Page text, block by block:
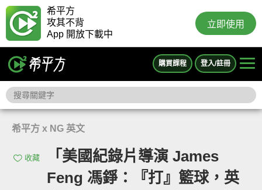
希平方
攻其不背
App 開放下載中
立即使用
購買課程 登入/註冊
希平方 x NG 英文
收藏
「美國紀錄片導演 James
Feng 馮錚：『打』籃球，英